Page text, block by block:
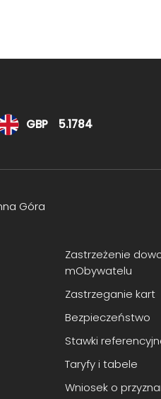
GBP 5.1784
Góra
Zastrzeżenie
mObywatelu
Zastrzeganie kart
Bezpieczeństwo
Stawki
Taryfy i tabele
Wniosek o